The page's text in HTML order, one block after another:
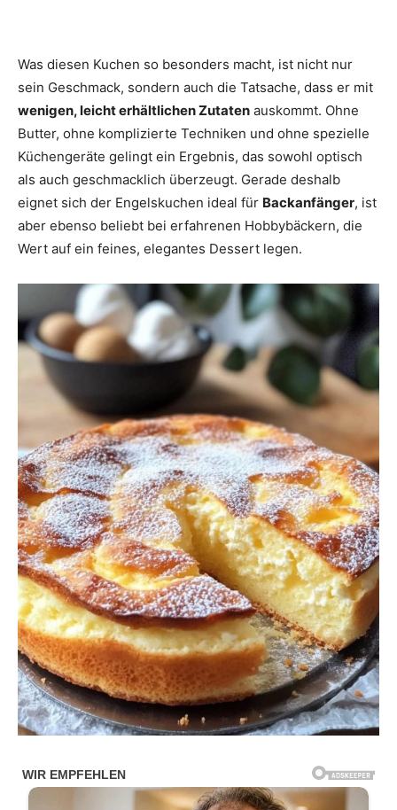
Was diesen Kuchen so besonders macht, ist nicht nur
sein Geschmack, sondern auch die Tatsache, dass er mit
wenigen, leicht erhältlichen Zutaten auskommt. Ohne
Butter, ohne komplizierte Techniken und ohne spezielle
Küchengeräte gelingt ein Ergebnis, das sowohl optisch
als auch geschmacklich überzeugt. Gerade deshalb
eignet sich der Engelskuchen ideal für Backanfänger, ist
aber ebenso beliebt bei erfahrenen Hobbybäckern, die
Wert auf ein feines, elegantes Dessert legen.